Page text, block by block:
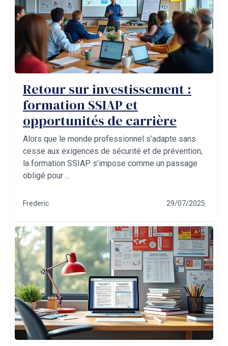
Retour sur investissement :
formation SSIAP et
opportunités de carrière
Alors que le monde professionnel s’adapte sans
cesse aux exigences de sécurité et de prévention,
la formation SSIAP s’impose comme un passage
obligé pour ...
Frederic 29/07/2025